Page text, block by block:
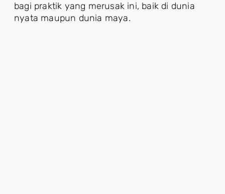
bagi praktik yang merusak ini, baik di dunia
nyata maupun dunia maya.